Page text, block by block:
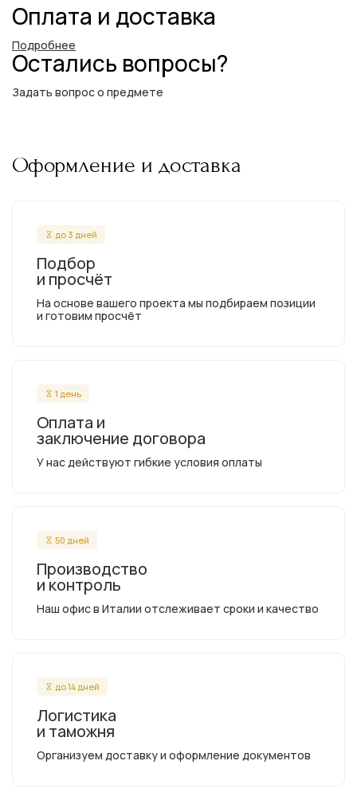
Оплата и доставка
Подробнее
Остались вопросы?
Задать вопрос о предмете
Оформление и доставка
до 3 дней
Подбор
и просчёт
На основе вашего проекта мы подбираем позиции
и готовим просчёт
1 день
Оплата и
заключение договора
У нас действуют гибкие условия оплаты
50 дней
Производство
и контроль
Наш офис в Италии отслеживает сроки и качество
до 14 дней
Логистика
и таможня
Организуем доставку и оформление документов